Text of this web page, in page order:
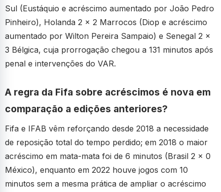
Sul (Eustáquio e acréscimo aumentado por João Pedro
Pinheiro), Holanda 2 x 2 Marrocos (Diop e acréscimo
aumentado por Wilton Pereira Sampaio) e Senegal 2 x
3 Bélgica, cuja prorrogação chegou a 131 minutos após
penal e intervenções do VAR.
A regra da Fifa sobre acréscimos é nova em
comparação a edições anteriores?
Fifa e IFAB vêm reforçando desde 2018 a necessidade
de reposição total do tempo perdido; em 2018 o maior
acréscimo em mata-mata foi de 6 minutos (Brasil 2 x 0
México), enquanto em 2022 houve jogos com 10
minutos sem a mesma prática de ampliar o acréscimo